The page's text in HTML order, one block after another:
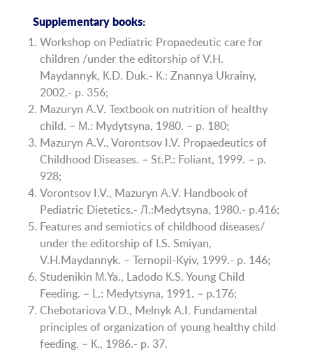
Supplementary books:
Workshop on Pediatric Propaedeutic care for
children /under the editorship of V.H.
Maydannyk, К.D. Duk.- К.: Znannya Ukrainy,
2002.- p. 356;
Mazuryn А.V. Textbook on nutrition of healthy
child. – М.: Mydytsyna, 1980. – p. 180;
Mazuryn А.V., Vorontsov I.V. Propaedeutics of
Childhood Diseases. – St.P.: Foliant, 1999. – p.
928;
Vorontsov I.V., Mazuryn А.V. Handbook of
Pediatric Dietetics.- Л.:Medytsyna, 1980.- p.416;
Features and semiotics of childhood diseases/
under the editorship of І.S. Smiyan,
V.H.Maydannyk. – Ternopil-Kyiv, 1999.- p. 146;
Studenikin М.Ya., Ladodo К.S. Young Child
Feeding. – L.: Medytsyna, 1991. – p.176;
Chebotariova V.D., Melnyk А.I. Fundamental
principles of organization of young healthy child
feeding. – К., 1986.- p. 37.